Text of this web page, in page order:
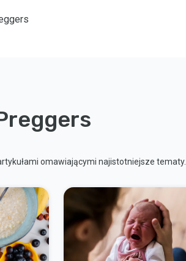
omawiającymi najistotniejsze tematy.